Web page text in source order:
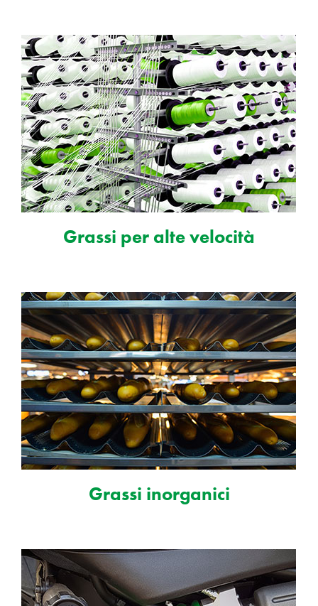
Grassi per alte velocità
Grassi inorganici